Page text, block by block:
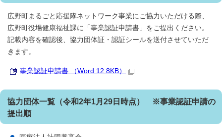
広野町まるごと応援隊ネットワーク事業にご協力いただける際、
広野町役場健康福祉課に「事業認証申請書」をご提出ください。
記載内容を確認後、協力団体証・認証シールを送付させていただ
きます。
事業認証申請書 （Word 12.8KB）
協力団体一覧（令和2年1月29日時点） ※事業認証申請の
提出順